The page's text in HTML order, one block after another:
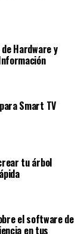
Hardware y
Smart TV
tu árbol
el software de
en tus